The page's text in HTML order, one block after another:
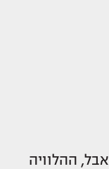
ההלוויה